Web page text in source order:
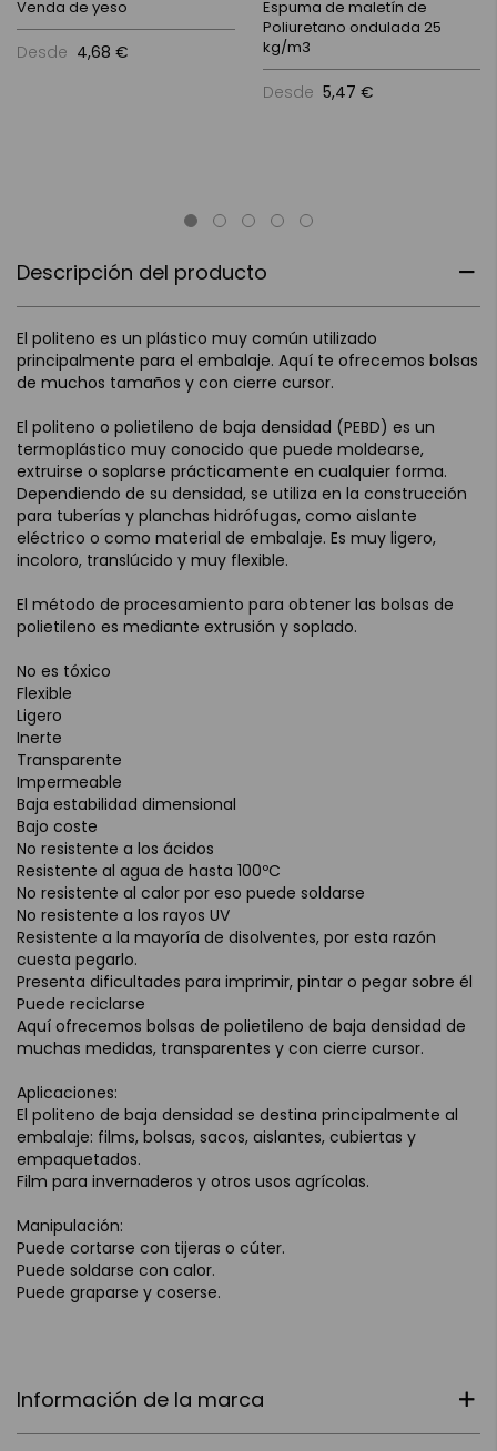
Descripción del producto
El politeno es un plástico muy común utilizado
principalmente para el embalaje. Aquí te ofrecemos bolsas
de muchos tamaños y con cierre cursor.
El politeno o polietileno de baja densidad (PEBD) es un
termoplástico muy conocido que puede moldearse,
extruirse o soplarse prácticamente en cualquier forma.
Dependiendo de su densidad, se utiliza en la construcción
para tuberías y planchas hidrófugas, como aislante
eléctrico o como material de embalaje. Es muy ligero,
incoloro, translúcido y muy flexible.
El método de procesamiento para obtener las bolsas de
polietileno es mediante extrusión y soplado.
No es tóxico
Flexible
Ligero
Inerte
Transparente
Impermeable
Baja estabilidad dimensional
Bajo coste
No resistente a los ácidos
Resistente al agua de hasta 100ºC
No resistente al calor por eso puede soldarse
No resistente a los rayos UV
Resistente a la mayoría de disolventes, por esta razón
cuesta pegarlo.
Presenta dificultades para imprimir, pintar o pegar sobre él
Puede reciclarse
Aquí ofrecemos bolsas de polietileno de baja densidad de
muchas medidas, transparentes y con cierre cursor.
Aplicaciones:
El politeno de baja densidad se destina principalmente al
embalaje: films, bolsas, sacos, aislantes, cubiertas y
empaquetados.
Film para invernaderos y otros usos agrícolas.
Manipulación:
Puede cortarse con tijeras o cúter.
Puede soldarse con calor.
Puede graparse y coserse.
Información de la marca
Venda de yeso
Desde 4,68 €
Espuma de maletín de
Poliuretano ondulada 25
kg/m3
Desde 5,47 €